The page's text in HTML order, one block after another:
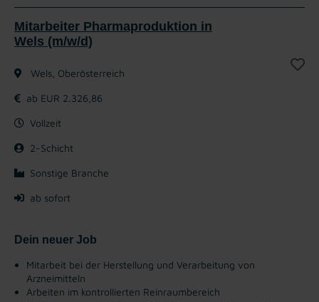
Mitarbeiter Pharmaproduktion in
Wels (m/w/d)
Wels, Oberösterreich
ab EUR 2.326,86
Vollzeit
2-Schicht
Sonstige Branche
ab sofort
Dein neuer Job
Mitarbeit bei der Herstellung und Verarbeitung von
Arzneimitteln
Arbeiten im kontrollierten Reinraumbereich